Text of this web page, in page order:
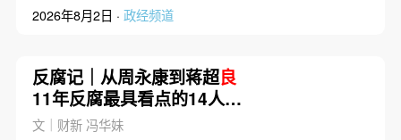
2026年8月2日 · 政经频道
反腐记｜从周永康到蒋超良
11年反腐最具看点的14人都
有谁
文｜财新 冯华妹